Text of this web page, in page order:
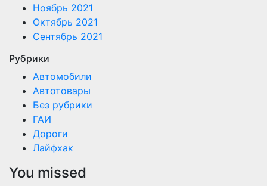
Ноябрь 2021
Октябрь 2021
Сентябрь 2021
Рубрики
Автомобили
Автотовары
Без рубрики
ГАИ
Дороги
Лайфхак
You missed